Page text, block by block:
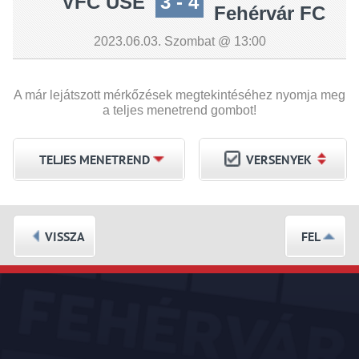
Fehérvár FC
2023.06.03. Szombat @ 13:00
A már lejátszott mérkőzések megtekintéséhez nyomja meg
a teljes menetrend gombot!
TELJES MENETREND VERSENYEK
VISSZA FEL